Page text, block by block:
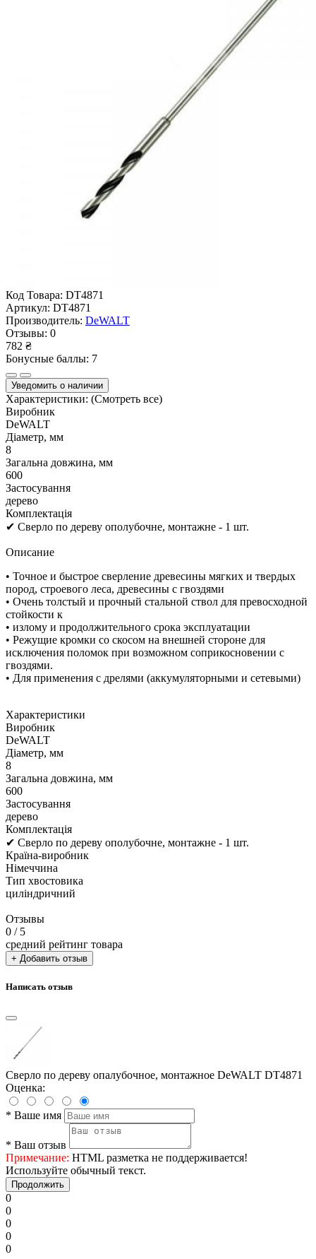
Код Товара: DT4871
Артикул: DT4871
Производитель: DeWALT
Отзывы: 0
782 ₴
Бонусные баллы: 7
Уведомить о наличии
Характеристики: (Смотреть все)
Виробник
DeWALT
Діаметр, мм
8
Загальна довжина, мм
600
Застосування
дерево
Комплектація
✔ Cверлo по дереву ополубочне, монтажне - 1 шт.
Описание
• Точное и быстрое сверление древесины мягких и твердых
пород, строевого леса, древесины с гвоздями
• Очень толстый и прочный стальной ствол для превосходной
стойкости к
• излому и продолжительного срока эксплуатации
• Режущие кромки со скосом на внешней стороне для
исключения поломок при возможном соприкосновении с
гвоздями.
• Для применения с дрелями (аккумуляторными и сетевыми)
Характеристики
Виробник
DeWALT
Діаметр, мм
8
Загальна довжина, мм
600
Застосування
дерево
Комплектація
✔ Cверлo по дереву ополубочне, монтажне - 1 шт.
Країна-виробник
Німеччина
Тип хвостовика
циліндричний
Отзывы
0 / 5
средний рейтинг товара
+ Добавить отзыв
Написать отзыв
Cверлo по дереву опалубочное, монтажное DeWALT DT4871
Оценка:
* Ваше имя
* Ваш отзыв
Примечание: HTML разметка не поддерживается!
Используйте обычный текст.
Продолжить
0
0
0
0
0